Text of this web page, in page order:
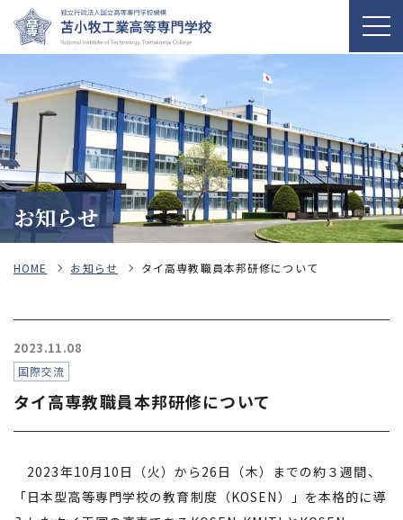
お知らせ
HOME お知らせ タイ高専教職員本邦研修について
2023.11.08
国際交流
タイ高専教職員本邦研修について
2023年10月10日（火）から26日（木）までの約３週間、
「日本型高等専門学校の教育制度（KOSEN）」を本格的に導